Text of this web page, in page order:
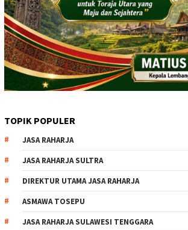
TOPIK POPULER
JASA RAHARJA
JASA RAHARJA SULTRA
DIREKTUR UTAMA JASA RAHARJA
ASMAWA TOSEPU
JASA RAHARJA SULAWESI TENGGARA